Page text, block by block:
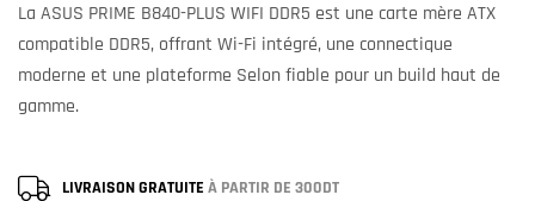
La ASUS PRIME B840-PLUS WIFI DDR5 est une carte mère ATX
compatible DDR5, offrant Wi-Fi intégré, une connectique
moderne et une plateforme Selon fiable pour un build haut de
gamme.
LIVRAISON GRATUITE À PARTIR DE 300DT